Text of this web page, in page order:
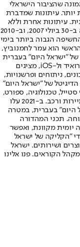
שהציבור הישראלי
יותר. עיתונות שמדברת
עיתונות אחרת וללא
תשלום. המהדורה המודפסת הראשונה פורסמה ב-30 ביולי 2007, וב-2010
הגבוה ביותר בימי
הוא עמר לחמנוביץ,
של "ישראל היום" בעברית
ובאנגלית, כמו כן היישומונים (אפליקציות) לאנדרואיד ול-iOS, מציגים
ניתוחים ופרשנויות,
של "ישראל היום"
טכנולוגיה, ספורט,
כלכלה וצרכנות, בריאות, חיילים, אוכל, יהדות, תיירות ורכב. ב-2021 עלו
היום" בעברית, במטרה
תכני המהדורה
יומית מקוונת, ואפשר
"הקליקה של ישראל
ושירותים. ישראל
הקוראים. פנו אלינו